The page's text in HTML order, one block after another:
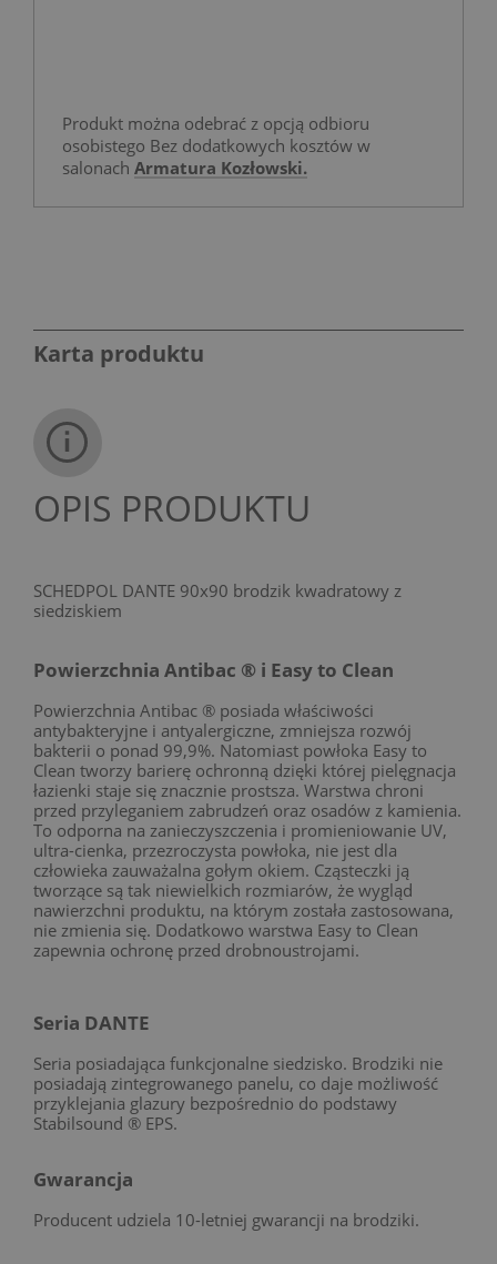
Produkt można odebrać z opcją odbioru
osobistego Bez dodatkowych kosztów w
salonach Armatura Kozłowski.
Karta produktu
OPIS PRODUKTU
SCHEDPOL DANTE 90x90 brodzik kwadratowy z
siedziskiem
Powierzchnia Antibac ® i Easy to Clean
Powierzchnia Antibac ® posiada właściwości
antybakteryjne i antyalergiczne, zmniejsza rozwój
bakterii o ponad 99,9%. Natomiast powłoka Easy to
Clean tworzy barierę ochronną dzięki której pielęgnacja
łazienki staje się znacznie prostsza. Warstwa chroni
przed przyleganiem zabrudzeń oraz osadów z kamienia.
To odporna na zanieczyszczenia i promieniowanie UV,
ultra-cienka, przezroczysta powłoka, nie jest dla
człowieka zauważalna gołym okiem. Cząsteczki ją
tworzące są tak niewielkich rozmiarów, że wygląd
nawierzchni produktu, na którym została zastosowana,
nie zmienia się. Dodatkowo warstwa Easy to Clean
zapewnia ochronę przed drobnoustrojami.
Seria DANTE
Seria posiadająca funkcjonalne siedzisko. Brodziki nie
posiadają zintegrowanego panelu, co daje możliwość
przyklejania glazury bezpośrednio do podstawy
Stabilsound ® EPS.
Gwarancja
Producent udziela 10-letniej gwarancji na brodziki.